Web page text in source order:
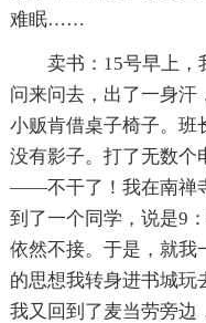
难眠……
卖书：15号早上，
问来问去，出了一身汗
小贩肯借桌子椅子。班
没有影子。打了无数个
——不干了！我在南禅
到了一个同学，说是9
依然不接。于是，就我
的思想我转身进书城玩
我又回到了麦当劳旁边